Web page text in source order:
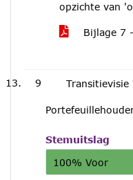
opzichte van
Bijlage 7
9 Transitievisie
Stemuitslag
100% Voor